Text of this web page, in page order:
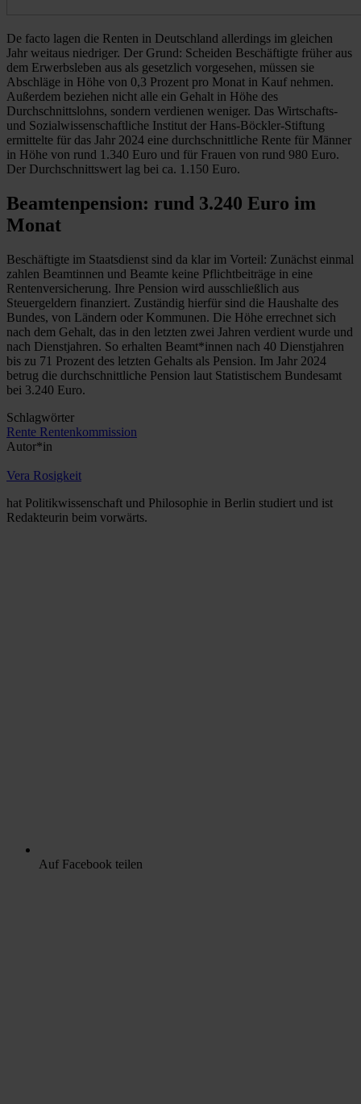
De facto lagen die Renten in Deutschland allerdings im gleichen
Jahr weitaus niedriger. Der Grund: Scheiden Beschäftigte früher aus
dem Erwerbsleben aus als gesetzlich vorgesehen, müssen sie
Abschläge in Höhe von 0,3 Prozent pro Monat in Kauf nehmen.
Außerdem beziehen nicht alle ein Gehalt in Höhe des
Durchschnittslohns, sondern verdienen weniger. Das Wirtschafts-
und Sozialwissenschaftliche Institut der Hans-Böckler-Stiftung
ermittelte für das Jahr 2024 eine durchschnittliche Rente für Männer
in Höhe von rund 1.340 Euro und für Frauen von rund 980 Euro.
Der Durchschnittswert lag bei ca. 1.150 Euro.
Beamtenpension: rund 3.240 Euro im
Monat
Beschäftigte im Staatsdienst sind da klar im Vorteil: Zunächst einmal
zahlen Beamtinnen und Beamte keine Pflichtbeiträge in eine
Rentenversicherung. Ihre Pension wird ausschließlich aus
Steuergeldern finanziert. Zuständig hierfür sind die Haushalte des
Bundes, von Ländern oder Kommunen. Die Höhe errechnet sich
nach dem Gehalt, das in den letzten zwei Jahren verdient wurde und
nach Dienstjahren. So erhalten Beamt*innen nach 40 Dienstjahren
bis zu 71 Prozent des letzten Gehalts als Pension. Im Jahr 2024
betrug die durchschnittliche Pension laut Statistischem Bundesamt
bei 3.240 Euro.
Schlagwörter
Rente Rentenkommission
Autor*in
Vera Rosigkeit
hat Politikwissenschaft und Philosophie in Berlin studiert und ist
Redakteurin beim vorwärts.
Auf Facebook teilen